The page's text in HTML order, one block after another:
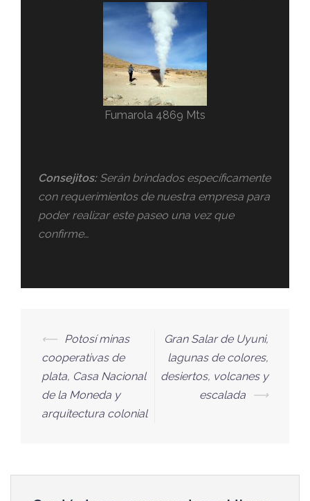
Fumarola 4869 Mts
Consejitos:Serán brindados específicamente
con requerimientos de nuestra empresa para
poder realizar este paseo una vez que
confirme…
⟵ Potosí minas
cooperativas de
plata, Casa Nacional
de la Moneda y
arquitectura colonial
Gran Salar de Uyuni,
lagunas de colores,
desiertos, volcanes y
escalada
⟶